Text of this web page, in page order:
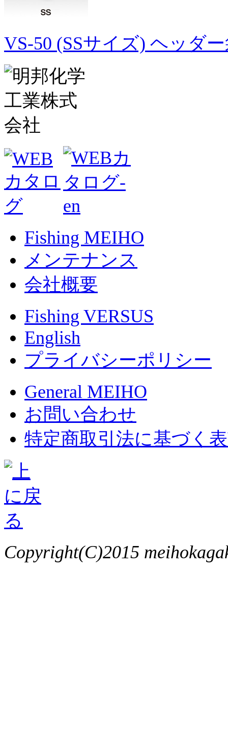
VS-50 (SSサイズ) ヘッダ
Fishing MEIHO
メンテナンス
会社概要
Fishing VERSUS
English
プライバシーポリシー
General MEIHO
お問い合わせ
特定商取引法に基づく
Copyright(C)2015